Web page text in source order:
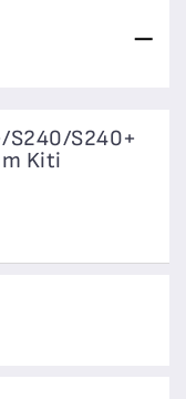
S240/S240+
Kiti